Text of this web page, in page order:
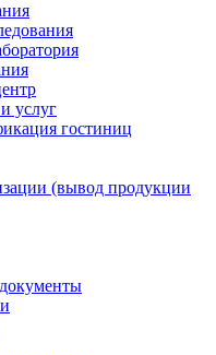
услуг
гостиниц
(вывод продукции